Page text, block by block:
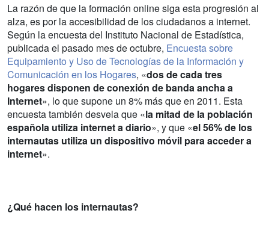
La razón de que la formación online siga esta progresión al
alza, es por la accesibilidad de los ciudadanos a internet.
Según la encuesta del Instituto Nacional de Estadística,
publicada el pasado mes de octubre, Encuesta sobre
Equipamiento y Uso de Tecnologías de la Información y
Comunicación en los Hogares, «dos de cada tres
hogares disponen de conexión de banda ancha a
Internet», lo que supone un 8% más que en 2011. Esta
encuesta también desvela que «la mitad de la población
española utiliza internet a diario», y que «el 56% de los
internautas utiliza un dispositivo móvil para acceder a
internet».
¿Qué hacen los internautas?